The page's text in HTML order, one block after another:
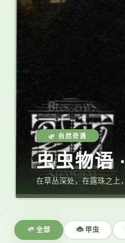
🌿 自然奇遇
虫虫物语
在草丛深处，在露珠之上
🌱 全部 🐞 甲虫